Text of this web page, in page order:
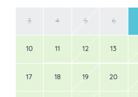
3 4 5 6
10 11 12 13
17 18 19 20